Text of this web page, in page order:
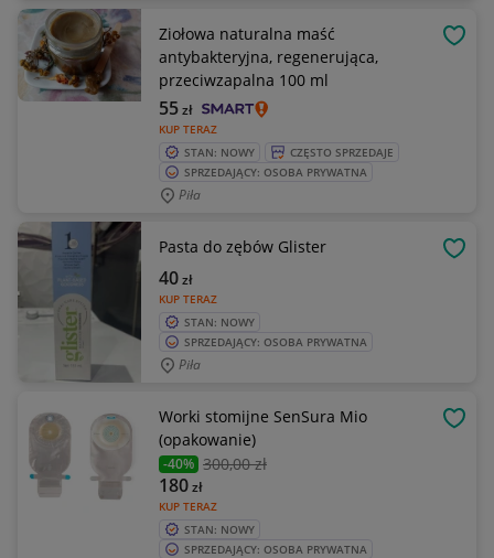
Ziołowa naturalna maść
antybakteryjna, regenerująca,
przeciwzapalna 100 ml
KUP TERAZ
55zł
STAN: NOWY
CZĘSTO SPRZEDAJE
SPRZEDAJĄCY: OSOBA PRYWATNA
Piła
Pasta do zębów Glister
KUP TERAZ
40zł
STAN: NOWY
SPRZEDAJĄCY: OSOBA PRYWATNA
Piła
Worki stomijne SenSura Mio
(opakowanie)
-40% 300,00 zł
KUP TERAZ
180zł
STAN: NOWY
SPRZEDAJĄCY: OSOBA PRYWATNA